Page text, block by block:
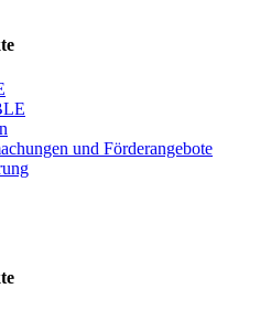
und För­der­an­ge­bo­te